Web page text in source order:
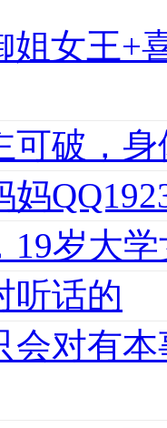
姐女王
可破，
19岁大
听话的
会对有